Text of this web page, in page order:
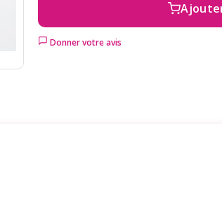
Donner votre avis